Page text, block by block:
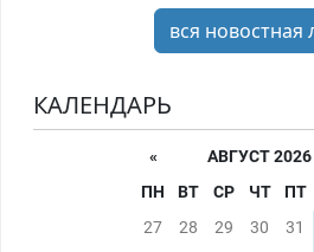
вся новостная
КАЛЕНДАРЬ
«
АВГУСТ 2026
ПН
ВТ СР ЧТ ПТ
27
28 29 30 31